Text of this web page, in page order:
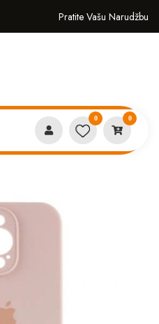
Pratite Vašu Narudžbu
0 0
iPhone 16 Pro Max case Puder*